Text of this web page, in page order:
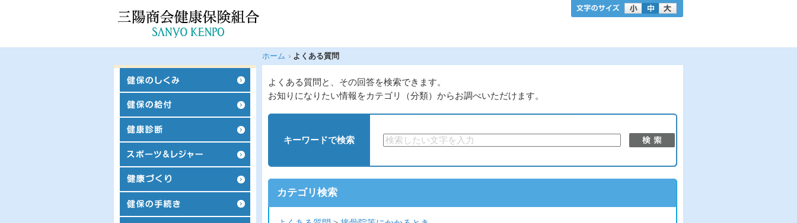
ホーム よくある質問
よくある質問と、その回答を検索できます。
お知りになりたい情報をカテゴリ（分類）からお調べいただけます。
キーワードで検索
カテゴリ検索